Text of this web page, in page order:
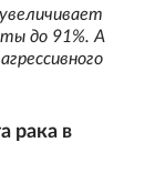
до 91%. А
рака в